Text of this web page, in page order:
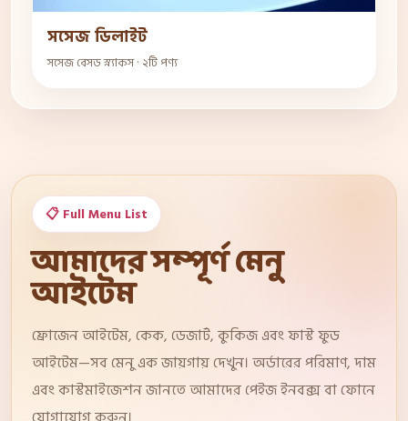
সসেজ ডিলাইট
সসেজ বেসড স্ন্যাকস · ২টি পণ্য
📋 Full Menu List
আমাদের সম্পূর্ণ মেনু
আইটেম
ফ্রোজেন আইটেম, কেক, ডেজার্ট, কুকিজ এবং ফাস্ট ফুড
আইটেম—সব মেনু এক জায়গায় দেখুন। অর্ডারের পরিমাণ, দাম
এবং কাস্টমাইজেশন জানতে আমাদের পেইজ ইনবক্স বা ফোনে